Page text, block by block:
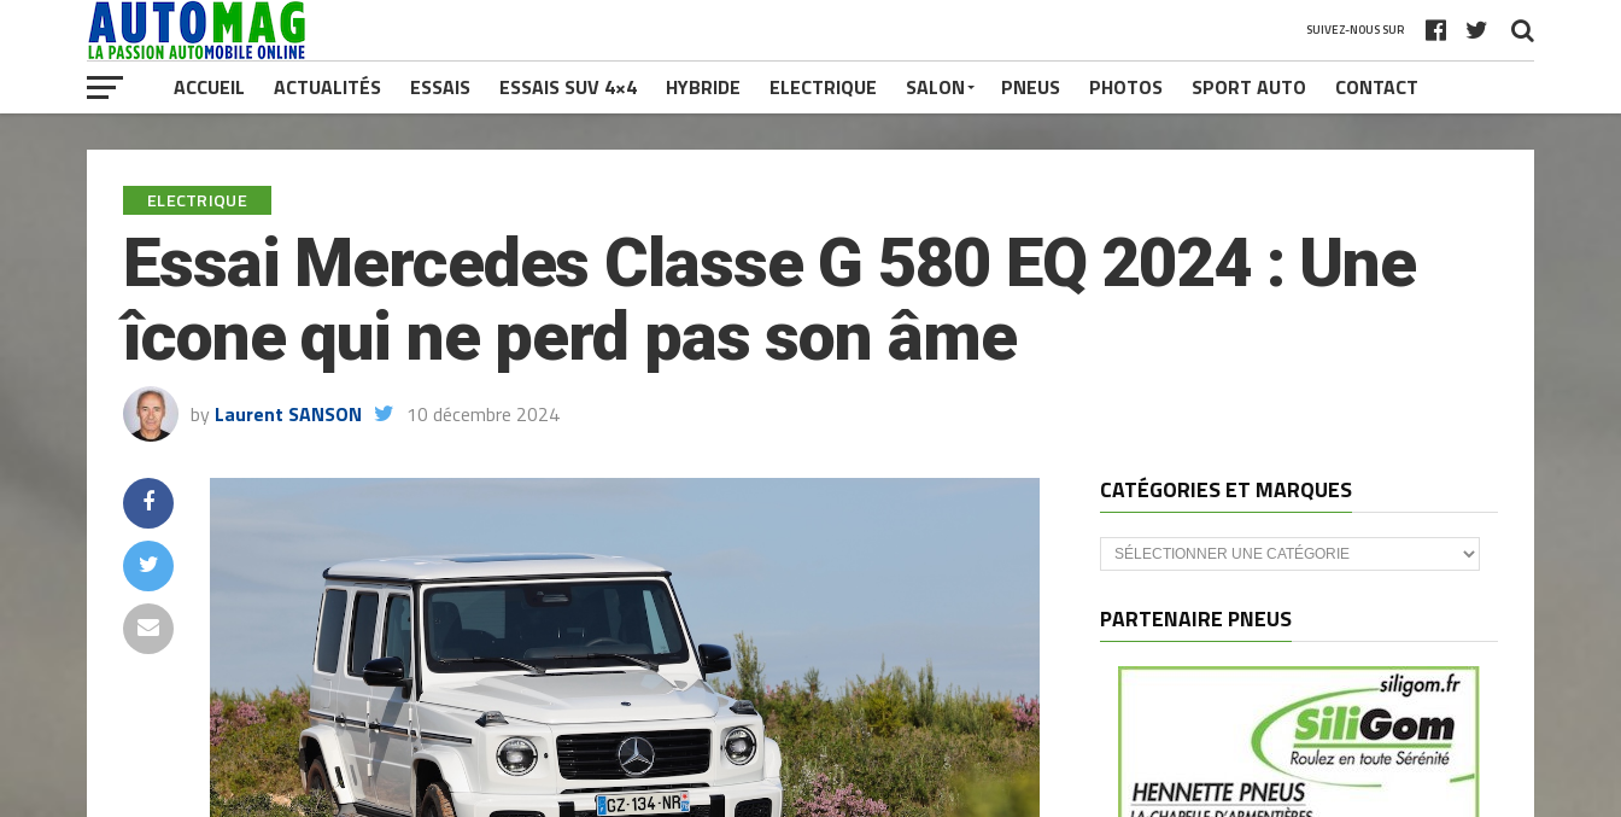
SUIVEZ-NOUS SUR
ACCUEIL ACTUALITÉS ESSAIS ESSAIS SUV 4×4 HYBRIDE ELECTRIQUE SALON PNEUS PHOTOS SPORT AUTO CONTACT
ELECTRIQUE
Essai Mercedes Classe G 580 EQ 2024 : Une
îcone qui ne perd pas son âme
by Laurent SANSON 10 décembre 2024
CATÉGORIES ET MARQUES
Catégories
et
PARTENAIRE PNEUS